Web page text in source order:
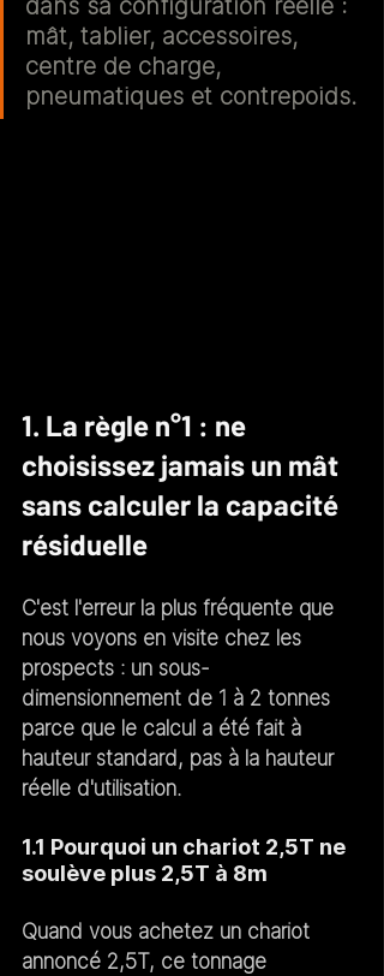
mât, tablier, accessoires,
centre de charge,
pneumatiques et contrepoids.
1. La règle n°1 : ne
choisissez jamais un mât
sans calculer la capacité
résiduelle
C'est l'erreur la plus fréquente que
nous voyons en visite chez les
prospects : un sous-
dimensionnement de 1 à 2 tonnes
parce que le calcul a été fait à
hauteur standard, pas à la hauteur
réelle d'utilisation.
1.1 Pourquoi un chariot 2,5T ne
soulève plus 2,5T à 8m
Quand vous achetez un chariot
annoncé 2,5T, ce tonnage